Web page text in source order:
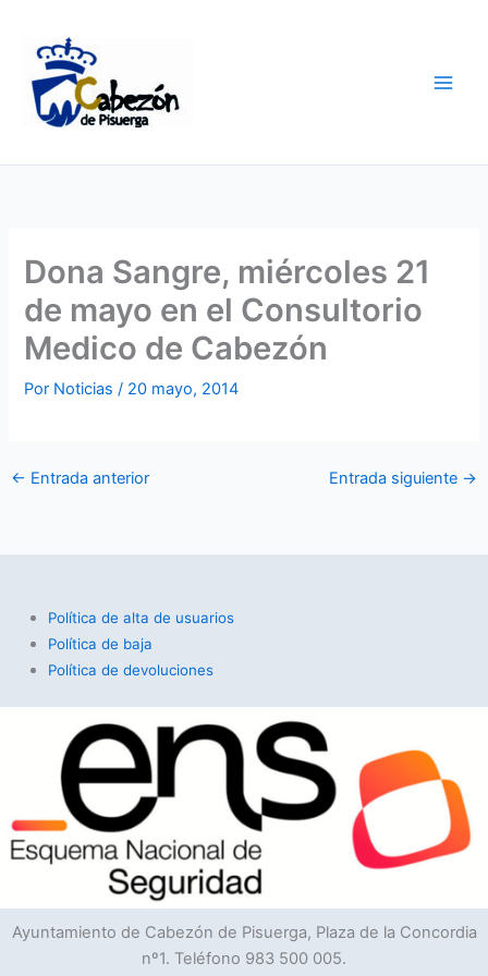
contenido
Dona Sangre, miércoles 21
de mayo en el Consultorio
Medico de Cabezón
Por Noticias/ 20 mayo, 2014
← Entrada anterior Entrada siguiente →
Política de alta de usuarios
Política de baja
Política de devoluciones
Ayuntamiento de Cabezón de Pisuerga, Plaza de la Concordia
nº1. Teléfono 983 500 005.